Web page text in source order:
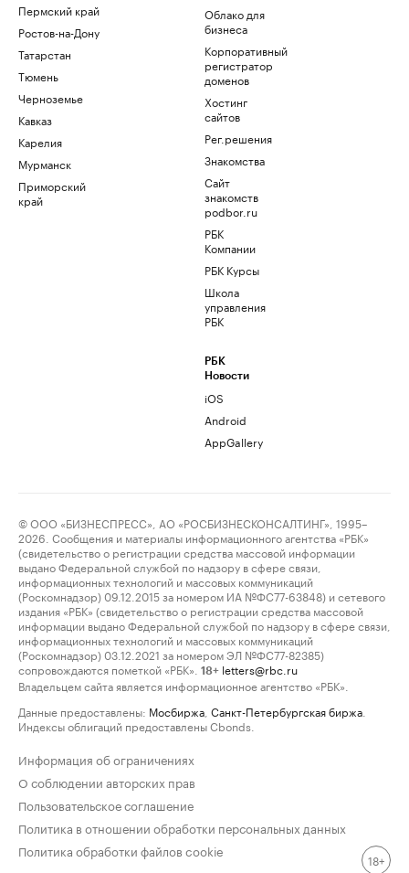
Пермский край
Ростов-на-Дону
Татарстан
Тюмень
Черноземье
Кавказ
Карелия
Мурманск
Приморский
край
Облако для
бизнеса
Корпоративный
регистратор
доменов
Хостинг
сайтов
Рег.решения
Знакомства
Сайт
знакомств
podbor.ru
РБК
Компании
РБК Курсы
Школа
управления
РБК
РБК
Новости
iOS
Android
AppGallery
© ООО «БИЗНЕСПРЕСС», АО «РОСБИЗНЕСКОНСАЛТИНГ», 1995–
2026. Сообщения и материалы информационного агентства «РБК»
(свидетельство о регистрации средства массовой информации
выдано Федеральной службой по надзору в сфере связи,
информационных технологий и массовых коммуникаций
(Роскомнадзор) 09.12.2015 за номером ИА №ФС77-63848) и сетевого
издания «РБК» (свидетельство о регистрации средства массовой
информации выдано Федеральной службой по надзору в сфере связи,
информационных технологий и массовых коммуникаций
(Роскомнадзор) 03.12.2021 за номером ЭЛ №ФС77-82385)
сопровождаются пометкой «РБК».
18+ letters@rbc.ru
Владельцем сайта является информационное агентство «РБК».
Данные предоставлены: Мосбиржа Санкт-Петербургская биржа
Индексы облигаций предоставлены Cbonds.
Информация об ограничениях
О соблюдении авторских прав
Пользовательское соглашение
Политика в отношении обработки персональных данных
Политика обработки файлов cookie
18+